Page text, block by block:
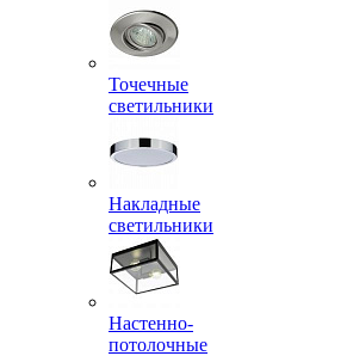
Точечные
светильники
Накладные
светильники
Настенно-
потолочные